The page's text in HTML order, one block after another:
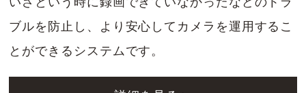
ブルを防止し、より安心してカメラを運用するこ
とができるシステムです。